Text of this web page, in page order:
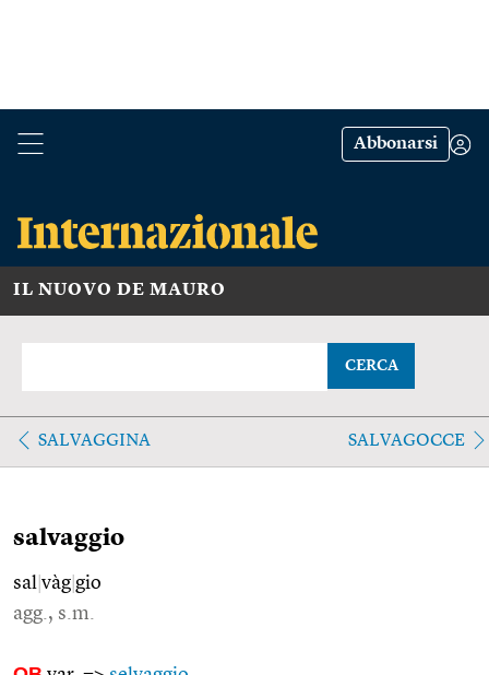
Abbonarsi
IL NUOVO DE MAURO
CERCA
SALVAGGINA SALVAGOCCE
salvaggio
sal vàg gio
agg., s.m.